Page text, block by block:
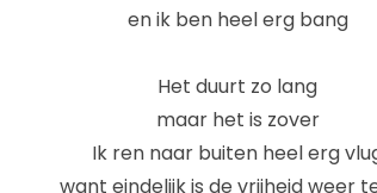
en ik ben heel erg bang
Het duurt zo lang
maar het is zover
Ik ren naar buiten heel erg
want eindelijk is de vrijheid weer